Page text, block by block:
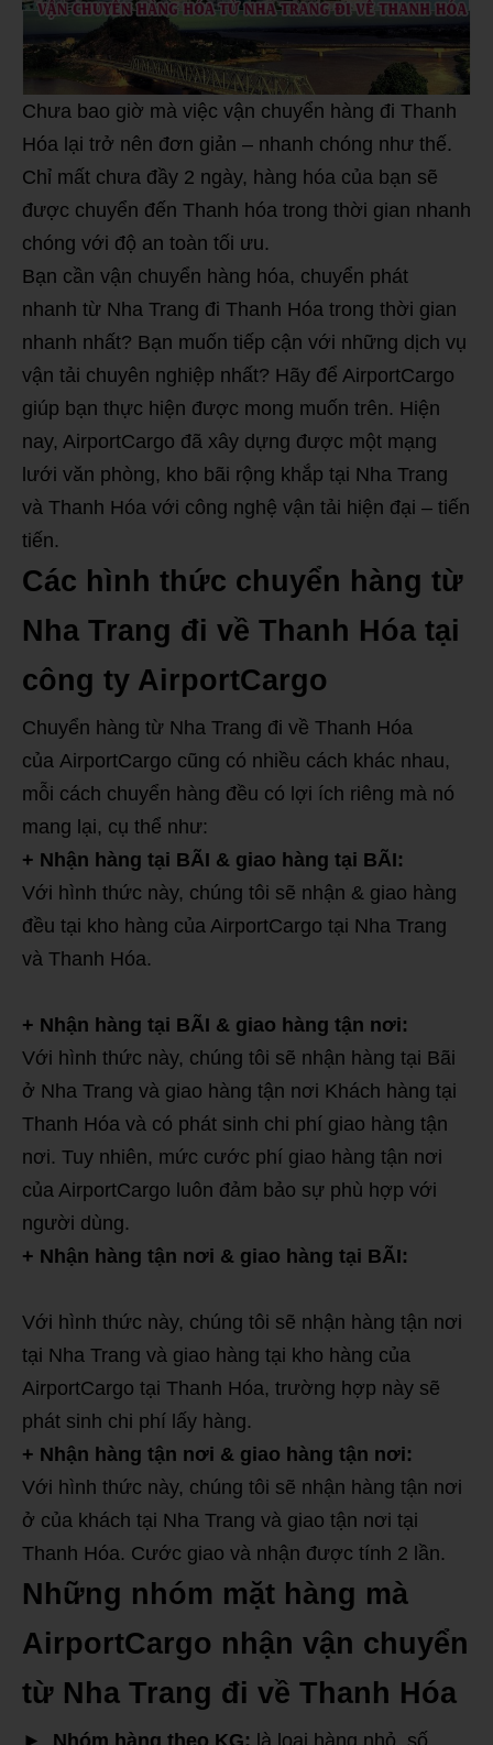
Chưa bao giờ mà việc vận chuyển hàng đi Thanh
Hóa lại trở nên đơn giản – nhanh chóng như thế.
Chỉ mất chưa đầy 2 ngày, hàng hóa của bạn sẽ
được chuyển đến Thanh hóa trong thời gian nhanh
chóng với độ an toàn tối ưu.
Bạn cần vận chuyển hàng hóa, chuyển phát
nhanh từ Nha Trang đi Thanh Hóa trong thời gian
nhanh nhất? Bạn muốn tiếp cận với những dịch vụ
vận tải chuyên nghiệp nhất? Hãy để AirportCargo
giúp bạn thực hiện được mong muốn trên. Hiện
nay, AirportCargo đã xây dựng được một mạng
lưới văn phòng, kho bãi rộng khắp tại Nha Trang
và Thanh Hóa với công nghệ vận tải hiện đại – tiến
tiến.
Các hình thức chuyển hàng từ
Nha Trang đi về Thanh Hóa tại
công ty AirportCargo
Chuyển hàng từ Nha Trang đi về Thanh Hóa
của AirportCargo cũng có nhiều cách khác nhau,
mỗi cách chuyển hàng đều có lợi ích riêng mà nó
mang lại, cụ thể như:
+ Nhận hàng tại BÃI & giao hàng tại BÃI:
Với hình thức này, chúng tôi sẽ nhận & giao hàng
đều tại kho hàng của AirportCargo tại Nha Trang
và Thanh Hóa.
+ Nhận hàng tại BÃI & giao hàng tận nơi:
Với hình thức này, chúng tôi sẽ nhận hàng tại Bãi
ở Nha Trang và giao hàng tận nơi Khách hàng tại
Thanh Hóa và có phát sinh chi phí giao hàng tận
nơi. Tuy nhiên, mức cước phí giao hàng tận nơi
của AirportCargo luôn đảm bảo sự phù hợp với
người dùng.
+ Nhận hàng tận nơi & giao hàng tại BÃI:
Với hình thức này, chúng tôi sẽ nhận hàng tận nơi
tại Nha Trang và giao hàng tại kho hàng của
AirportCargo tại Thanh Hóa, trường hợp này sẽ
phát sinh chi phí lấy hàng.
+ Nhận hàng tận nơi & giao hàng tận nơi:
Với hình thức này, chúng tôi sẽ nhận hàng tận nơi
ở của khách tại Nha Trang và giao tận nơi tại
Thanh Hóa. Cước giao và nhận được tính 2 lần.
Những nhóm mặt hàng mà
AirportCargo nhận vận chuyển
từ Nha Trang đi về Thanh Hóa
► Nhóm hàng theo KG: là loại hàng nhỏ, số